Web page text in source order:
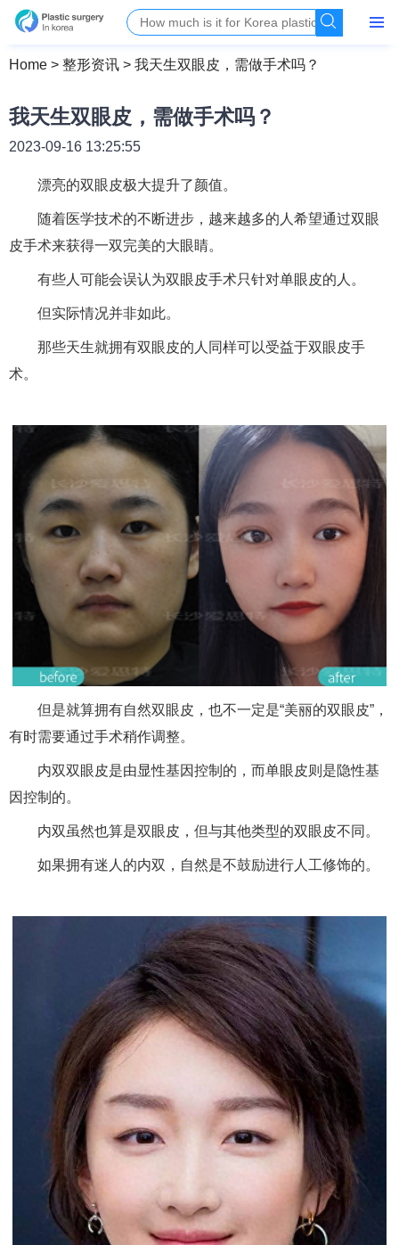
Home > 整形资讯 > 我天生双眼皮，需做手术吗？
我天生双眼皮，需做手术吗？
2023-09-16 13:25:55
漂亮的双眼皮极大提升了颜值。
随着医学技术的不断进步，越来越多的人希望通过双眼
皮手术来获得一双完美的大眼睛。
有些人可能会误认为双眼皮手术只针对单眼皮的人。
但实际情况并非如此。
那些天生就拥有双眼皮的人同样可以受益于双眼皮手
术。
但是就算拥有自然双眼皮，也不一定是“美丽的双眼皮”，
有时需要通过手术稍作调整。
内双双眼皮是由显性基因控制的，而单眼皮则是隐性基
因控制的。
内双虽然也算是双眼皮，但与其他类型的双眼皮不同。
如果拥有迷人的内双，自然是不鼓励进行人工修饰的。